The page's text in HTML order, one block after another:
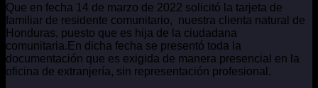
Que en fecha 14 de marzo de 2022 solicitó la tarjeta de
familiar de residente comunitario, nuestra clienta natural de
Honduras, puesto que es hija de la ciudadana
comunitaria.En dicha fecha se presentó toda la
documentación que es exigida de manera presencial en la
oficina de extranjería, sin representación profesional.